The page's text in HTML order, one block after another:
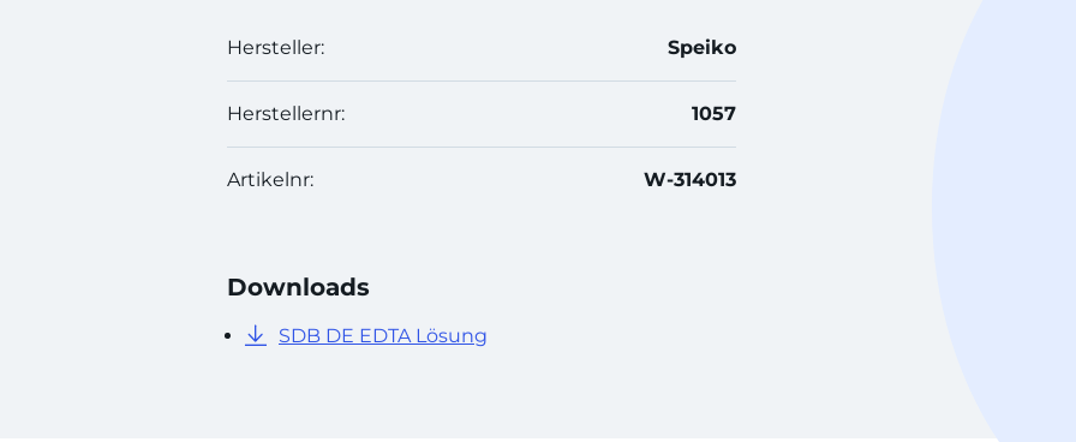
Hersteller: Speiko
Herstellernr: 1057
Artikelnr: W-314013
Downloads
SDB DE EDTA Lösung